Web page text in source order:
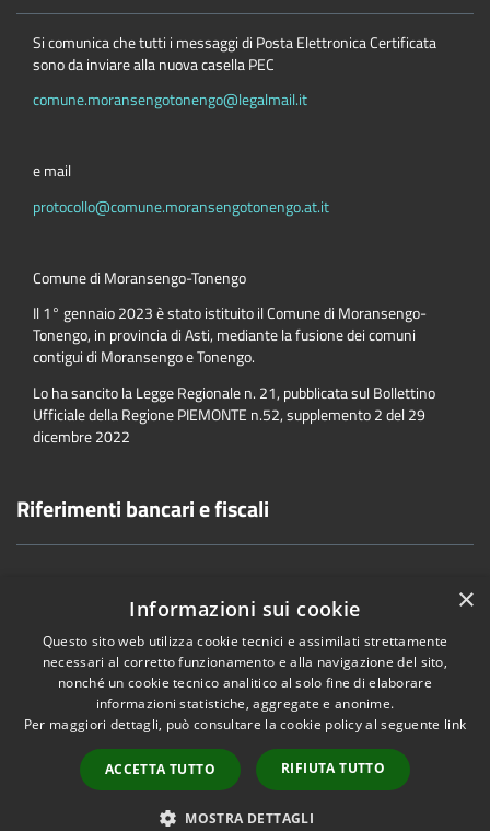
Si comunica che tutti i messaggi di Posta Elettronica Certificata
sono da inviare alla nuova casella PEC
comune.moransengotonengo@legalmail.it
e mail
protocollo@comune.moransengotonengo.at.it
Comune di Moransengo-Tonengo
Il 1° gennaio 2023 è stato istituito il Comune di Moransengo-
Tonengo, in provincia di Asti, mediante la fusione dei comuni
contigui di Moransengo e Tonengo.
Lo ha sancito la Legge Regionale n. 21, pubblicata sul Bollettino
Ufficiale della Regione PIEMONTE n.52, supplemento 2 del 29
dicembre 2022
Riferimenti bancari e fiscali
Accessibility Privacy Cookie
Sitemap
Dichiarazione di accessibilità
×
Informazioni sui cookie
Questo sito web utilizza cookie tecnici e assimilati strettamente
necessari al corretto funzionamento e alla navigazione del sito,
nonché un cookie tecnico analitico al solo fine di elaborare
informazioni statistiche, aggregate e anonime.
Per maggiori dettagli, può consultare la cookie policy al seguente link
ACCETTA TUTTO RIFIUTA TUTTO
MOSTRA DETTAGLI